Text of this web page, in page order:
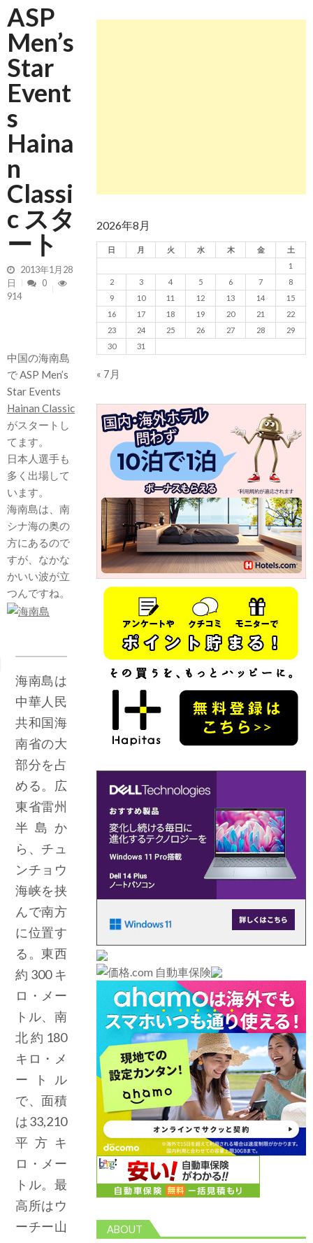
ASP
Men’s
Star
Event
s
Haina
n
Classi
c スタ
ート
2013年1月28
日
0
914
中国の海南島
で ASP Men’s
Star Events
Hainan Classic
がスタートし
てます。
日本人選手も
多く出場して
います。
海南島は、南
シナ海の奥の
方にあるので
すが、なかな
かいい波が立
つんですね。
海南島は
中華人民
共和国海
南省の大
部分を占
める。広
東省雷州
半島か
ら、チュ
ンチョウ
海峡を挟
んで南方
に位置す
る。東西
約300キ
ロ・メー
トル、南
北約180
キロ・メ
ートル
で、面積
は33,210
平方キ
ロ・メー
トル。最
高所はウ
ーチー山
2026年8月
日 月 火 水 木 金
土
1
2
3 4 5 6 7
8
9
10 11 12 13 14
15
16
17 18 19 20 21
22
23
24 25 26 27 28
29
30
31
« 7月
ABOUT